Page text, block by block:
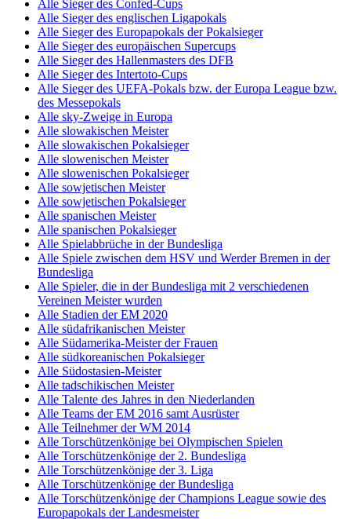
Alle Sieger des Confed-Cups
Alle Sieger des englischen Ligapokals
Alle Sieger des Europapokals der Pokalsieger
Alle Sieger des europäischen Supercups
Alle Sieger des Hallenmasters des DFB
Alle Sieger des Intertoto-Cups
Alle Sieger des UEFA-Pokals bzw. der Europa League bzw.
des Messepokals
Alle sky-Zweige in Europa
Alle slowakischen Meister
Alle slowakischen Pokalsieger
Alle slowenischen Meister
Alle slowenischen Pokalsieger
Alle sowjetischen Meister
Alle sowjetischen Pokalsieger
Alle spanischen Meister
Alle spanischen Pokalsieger
Alle Spielabbrüche in der Bundesliga
Alle Spiele zwischen dem HSV und Werder Bremen in der
Bundesliga
Alle Spieler, die in der Bundesliga mit 2 verschiedenen
Vereinen Meister wurden
Alle Stadien der EM 2020
Alle südafrikanischen Meister
Alle Südamerika-Meister der Frauen
Alle südkoreanischen Pokalsieger
Alle Südostasien-Meister
Alle tadschikischen Meister
Alle Talente des Jahres in den Niederlanden
Alle Teams der EM 2016 samt Ausrüster
Alle Teilnehmer der WM 2014
Alle Torschützenkönige bei Olympischen Spielen
Alle Torschützenkönige der 2. Bundesliga
Alle Torschützenkönige der 3. Liga
Alle Torschützenkönige der Bundesliga
Alle Torschützenkönige der Champions League sowie des
Europapokals der Landesmeister